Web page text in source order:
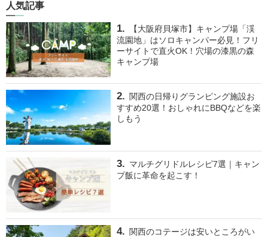
人気記事
【大阪府貝塚市】キャンプ場「渓
流園地」はソロキャンパー必見！フリ
ーサイトで直火OK！穴場の漆黒の森
キャンプ場
関西の日帰りグランピング施設お
すすめ20選！おしゃれにBBQなどを楽
しもう
マルチグリドルレシピ7選｜キャン
プ飯に革命を起こす！
関西のコテージは安いところがい